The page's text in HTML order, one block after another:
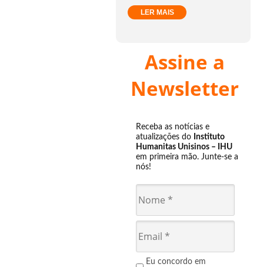
LER MAIS
Assine a
Newsletter
Receba as notícias e
atualizações do Instituto
Humanitas Unisinos – IHU
em primeira mão. Junte-se a
nós!
Eu concordo em